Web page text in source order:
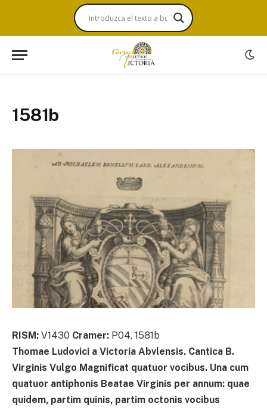
1581b
RISM: V1430 Cramer: P04, 1581b
Thomae Ludovici a Victoria Abvlensis. Cantica B.
Virginis Vulgo Magnificat quatuor vocibus. Una cum
quatuor antiphonis Beatae Virginis per annum: quae
quidem, partim quinis, partim octonis vocibus